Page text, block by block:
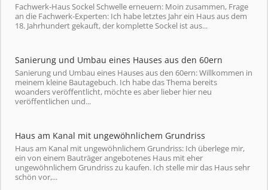
Fachwerk-Haus Sockel Schwelle erneuern: Moin zusammen, Frage
an die Fachwerk-Experten: Ich habe letztes Jahr ein Haus aus dem
18. Jahrhundert gekauft, der komplette Sockel ist aus...
Sanierung und Umbau eines Hauses aus den 60ern
Sanierung und Umbau eines Hauses aus den 60ern: Willkommen in
meinem kleine Bautagebuch. Ich habe das Thema bereits
woanders veröffentlicht, möchte es aber lieber hier neu
veröffentlichen und...
Haus am Kanal mit ungewöhnlichem Grundriss
Haus am Kanal mit ungewöhnlichem Grundriss: Ich überlege mir,
ein von einem Bauträger angebotenes Haus mit eher
ungewöhnlichem Grundriss zu kaufen. Ich stelle mir das Haus sehr
schön vor,...